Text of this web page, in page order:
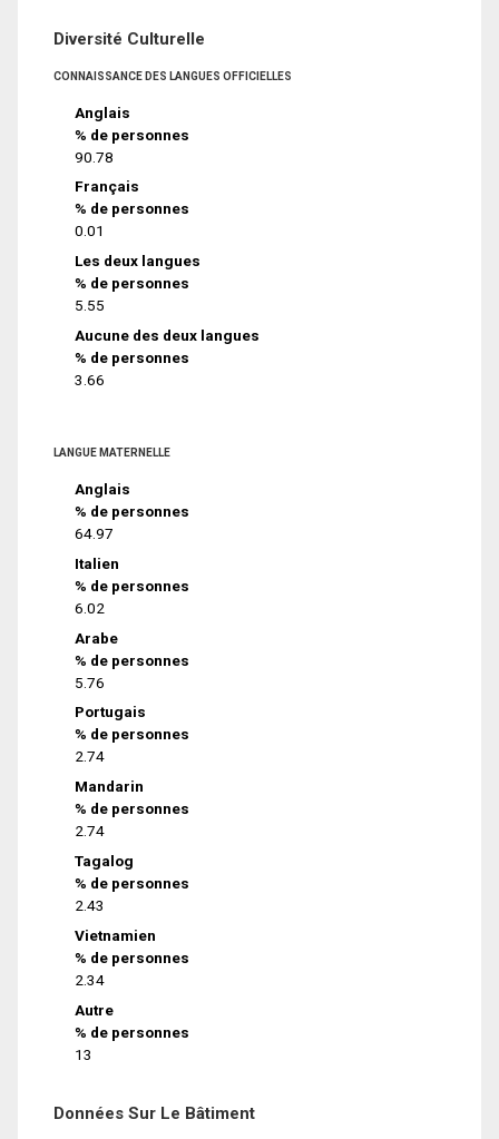
Diversité Culturelle
CONNAISSANCE DES LANGUES OFFICIELLES
Anglais
% de personnes
90.78
Français
% de personnes
0.01
Les deux langues
% de personnes
5.55
Aucune des deux langues
% de personnes
3.66
LANGUE MATERNELLE
Anglais
% de personnes
64.97
Italien
% de personnes
6.02
Arabe
% de personnes
5.76
Portugais
% de personnes
2.74
Mandarin
% de personnes
2.74
Tagalog
% de personnes
2.43
Vietnamien
% de personnes
2.34
Autre
% de personnes
13
Données Sur Le Bâtiment